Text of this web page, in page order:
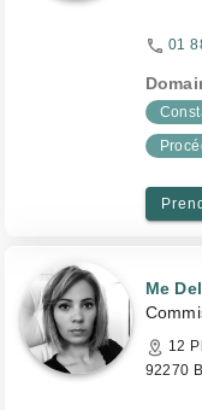
01
Me
12
92270